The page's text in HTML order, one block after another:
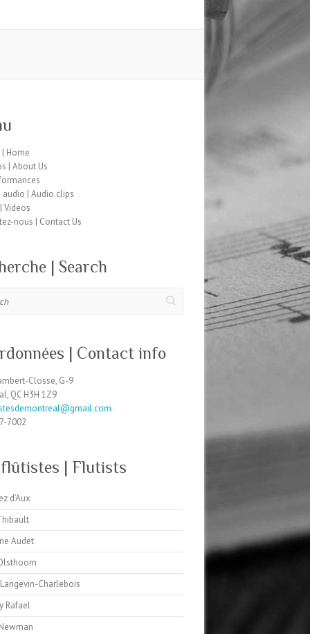
Home
| About Us
audio | Audio clips
Videos
nous | Contact Us
| Search
| Contact info
Closse, G-9
QC H3H 1Z9
7002
| Flutists
d’Aux
Audet
Charlebois
Rafael